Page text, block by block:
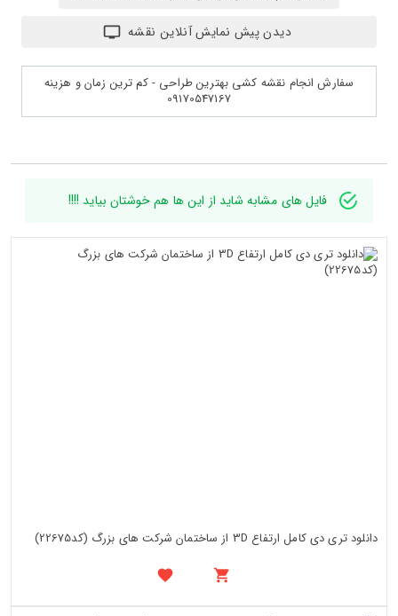
دیدن پیش نمایش آنلاین نقشه
سفارش انجام نقشه کشی بهترین طراحی - کم ترین زمان و هزینه
09170547167
فایل های مشابه شاید از این ها هم خوشتان بیاید !!!!
دانلود تری دی کامل ارتفاع 3D از ساختمان شرکت های بزرگ (کد22675)